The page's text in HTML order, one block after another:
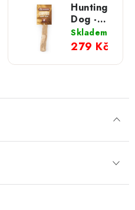
Hunting
Dog -
Kávové
dřevo;
M
Skladem
279 Kč